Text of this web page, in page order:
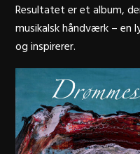
Resultatet er et album,
musikalsk håndværk – en
og inspirerer.